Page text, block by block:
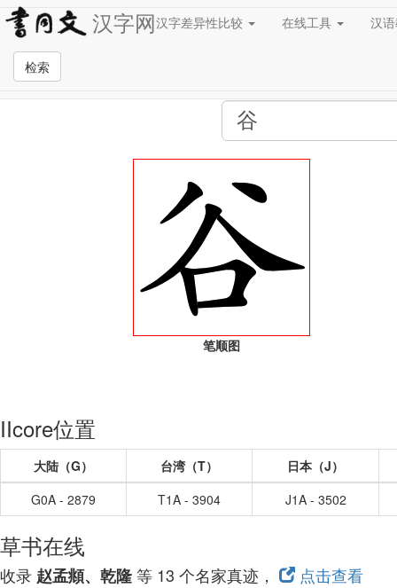
汉字网汉字差异性比较 在线工具 汉
检索
全站检索页面
笔顺图
IIcore位置
大陆（G） 台湾（T）
日本（J）
G0A - 2879
T1A - 3904 J1A - 3502
草书在线
收录 赵孟頫、乾隆等 13 个名家真迹， 点击查看